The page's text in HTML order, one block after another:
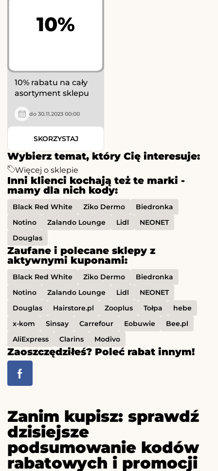
Wybierz temat, który Cię interesuje:
Więcej o sklepie
Inni klienci kochają też te marki -
mamy dla nich kody:
Black Red White Ziko Dermo
Biedronka
Notino
Zalando Lounge Lidl
NEONET
Douglas
Zaufane i polecane sklepy z
aktywnymi kuponami:
Black Red White Ziko Dermo
Biedronka
Notino
Zalando Lounge Lidl
NEONET
Douglas
Hairstore.pl Zooplus Tołpa
hebe
x-kom
Sinsay Carrefour Eobuwie
Bee.pl
AliExpress
Clarins Modivo
Zaoszczędziłeś? Poleć rabat innym!
10%
10% rabatu na cały
asortyment sklepu
do 30.11.2023 00:00
SKORZYSTAJ
Zanim kupisz: sprawdź
dzisiejsze
podsumowanie kodów
rabatowych i promocji